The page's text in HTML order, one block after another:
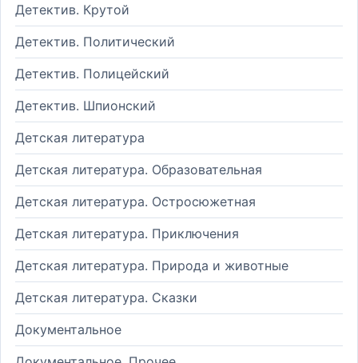
Детектив. Крутой
Детектив. Политический
Детектив. Полицейский
Детектив. Шпионский
Детская литература
Детская литература. Образовательная
Детская литература. Остросюжетная
Детская литература. Приключения
Детская литература. Природа и животные
Детская литература. Сказки
Документальное